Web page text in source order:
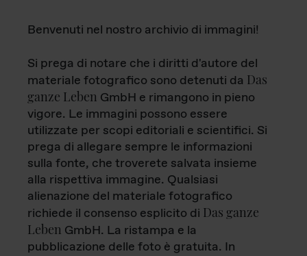
Benvenuti nel nostro archivio di immagini!
Si prega di notare che i diritti d'autore del
materiale fotografico sono detenuti da Das
ganze Leben GmbH e rimangono in pieno
vigore. Le immagini possono essere
utilizzate per scopi editoriali e scientifici. Si
prega di allegare sempre le informazioni
sulla fonte, che troverete salvata insieme
alla rispettiva immagine. Qualsiasi
alienazione del materiale fotografico
richiede il consenso esplicito di Das ganze
Leben GmbH. La ristampa e la
pubblicazione delle foto è gratuita. In